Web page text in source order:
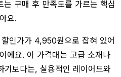
구매 후 만족도를 가르는 핵심
요.
인가가 4,950원으로 잡혀 있어
에요. 이 가격대는 고급 소재나
기보다는, 실용적인 레이어드와